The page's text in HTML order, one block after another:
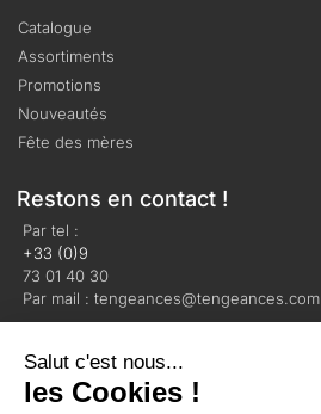
Catalogue
Assortiments
Promotions
Nouveautés
Fête des mères
Restons en contact !
Par tel :
+33 (0)9
73 01 40 30
Par mail : tengeances@tengeances.com
Salut c'est nous...
les Cookies !